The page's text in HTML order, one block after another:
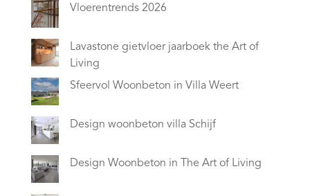
Vloerentrends 2026
Lavastone gietvloer jaarboek the Art of
Living
Sfeervol Woonbeton in Villa Weert
Design woonbeton villa Schijf
Design Woonbeton in The Art of Living